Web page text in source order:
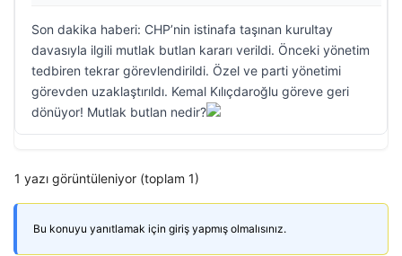
Son dakika haberi: CHP’nin istinafa taşınan kurultay
davasıyla ilgili mutlak butlan kararı verildi. Önceki yönetim
tedbiren tekrar görevlendirildi. Özel ve parti yönetimi
görevden uzaklaştırıldı. Kemal Kılıçdaroğlu göreve geri
dönüyor! Mutlak butlan nedir?
1 yazı görüntüleniyor (toplam 1)
Bu konuyu yanıtlamak için giriş yapmış olmalısınız.